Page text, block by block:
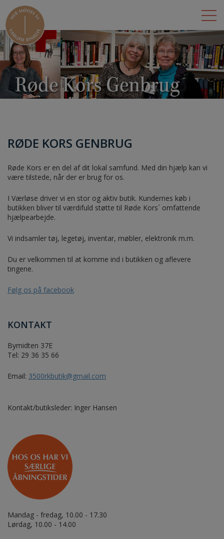
BUTIKKER
LEJEMÅL
ÅBNINGSTIDER
KONTAKT
RØDE KORS GENBRUG
Røde Kors er en del af dit lokal samfund. Med din hjælp kan vi
være tilstede, når der er brug for os.
I Værløse driver vi en stor og aktiv butik. Kundernes køb i
butikken bliver til værdifuld støtte til Røde Kors´ omfattende
hjælpearbejde.
Vi indsamler tøj, legetøj, inventar, møbler, elektronik m.m.
Du er velkommen til at komme ind i butikken og aflevere
tingene.
Følg os på facebook
KONTAKT
Bymidten 37E
Tel: 29 36 35 66
Email: 3500rkbutik@gmail.com
Kontakt/butiksleder: Inger Hansen
Mandag - fredag, 10.00 - 17.30
Lørdag, 10.00 - 14.00